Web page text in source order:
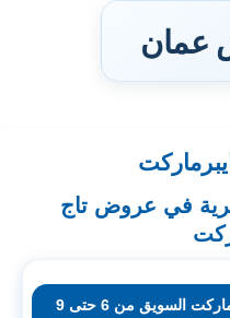
عمان
في عروض تاج
عروض تاج هايبر ماركت السويق من 6 حتى 9